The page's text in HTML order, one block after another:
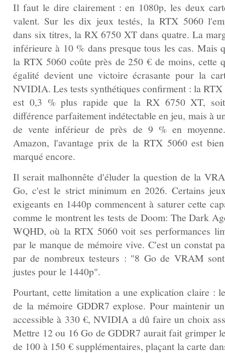
Il faut le dire clairement : en 1080p, les deux
valent. Sur les dix jeux testés, la RTX 5060
dans six titres, la RX 6750 XT dans quatre. La
inférieure à 10 % dans presque tous les cas. Mais
la RTX 5060 coûte près de 250 € de moins, cette
égalité devient une victoire écrasante pour la
NVIDIA. Les tests synthétiques confirment : la RTX
est 0,3 % plus rapide que la RX 6750 XT,
différence parfaitement indétectable en jeu, mais à
de vente inférieur de près de 9 % en
Amazon, l'avantage prix de la RTX 5060 est
marqué encore.
Il serait malhonnête d'éluder la question de la
Go, c'est le strict minimum en 2026. Certains
exigeants en 1440p commencent à saturer cette
comme le montrent les tests de Doom: The Dark
WQHD, où la RTX 5060 voit ses performances
par le manque de mémoire vive. C'est un constat
par de nombreux testeurs : "8 Go de VRAM
justes pour le 1440p".
Pourtant, cette limitation a une explication claire :
de la mémoire GDDR7 explose. Pour maintenir
accessible à 330 €, NVIDIA a dû faire un choix
Mettre 12 ou 16 Go de GDDR7 aurait fait grimper
de 100 à 150 € supplémentaires, plaçant la carte